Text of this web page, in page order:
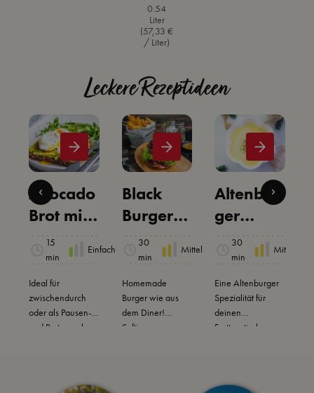
le
0.54
Liter
(57,33 €
/ Liter)
Leckere Rezeptideen
Avocado
Brot mit
pochiert
em Ei
15
min
Einfach
Ideal für
zwischendurch
oder als Pausen-
und Partysnack:
Sauce und belegt
Black
Burger
mit
Zwiebel-
Balsamic
o
Topping
30
min
Mittel
Homemade
Burger wie aus
dem Diner!
Saftiges
Altenbur
ger
Senfsupp
e mit
pochiert
em Ei
30
min
Mittel
Eine Altenburger
Spezialität für
deinen
Festtagstisch.
Bauernsenf und